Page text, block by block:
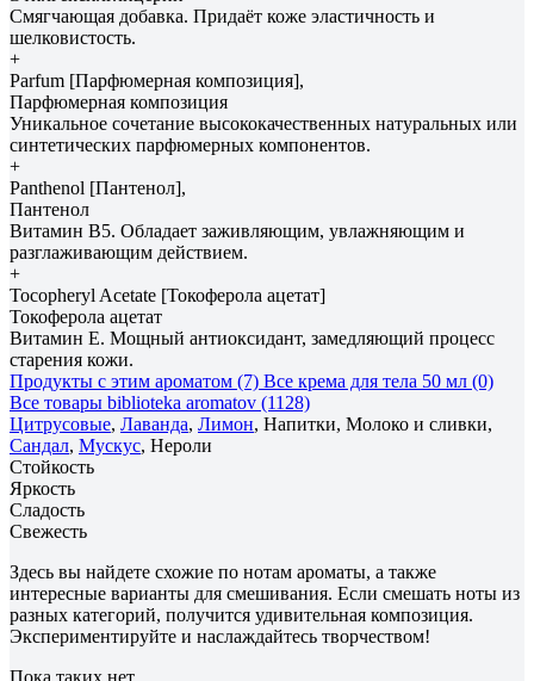
Смягчающая добавка. Придаёт коже эластичность и
шелковистость.
+
Parfum [Парфюмерная композиция],
Парфюмерная композиция
Уникальное сочетание высококачественных натуральных или
синтетических парфюмерных компонентов.
+
Panthenol [Пантенол],
Пантенол
Витамин B5. Обладает заживляющим, увлажняющим и
разглаживающим действием.
+
Tocopheryl Acetate [Токоферола ацетат]
Токоферола ацетат
Витамин Е. Мощный антиоксидант, замедляющий процесс
старения кожи.
Продукты с этим ароматом (7) Все крема для тела 50 мл (0)
Все товары biblioteka aromatov (1128)
Цитрусовые, Лаванда, Лимон, Напитки, Молоко и сливки,
Сандал, Мускус, Нероли
Стойкость
Яркость
Сладость
Свежесть
Здесь вы найдете схожие по нотам ароматы, а также
интересные варианты для смешивания. Если смешать ноты из
разных категорий, получится удивительная композиция.
Экспериментируйте и наслаждайтесь творчеством!
Пока таких нет